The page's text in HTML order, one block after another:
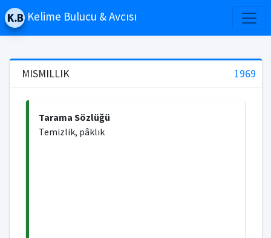
Kelime Bulucu & Avcısı
MISMILLIK 1969
Tarama Sözlüğü
Temizlik, pâklık